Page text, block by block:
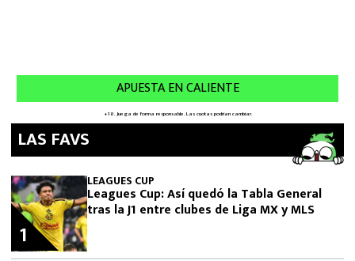
LAS FAVS
LEAGUES CUP
Leagues Cup: Así quedó la Tabla General
tras la J1 entre clubes de Liga MX y MLS
1